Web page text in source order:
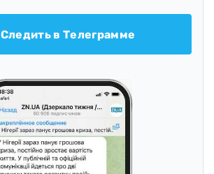
Следить в Телеграмме